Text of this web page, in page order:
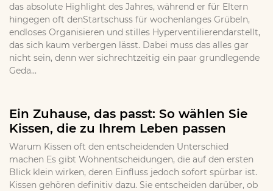
das absolute Highlight des Jahres, während er für Eltern
hingegen oft denStartschuss für wochenlanges Grübeln,
endloses Organisieren und stilles Hyperventilierendarstellt,
das sich kaum verbergen lässt. Dabei muss das alles gar
nicht sein, denn wer sichrechtzeitig ein paar grundlegende
Geda...
Ein Zuhause, das passt: So wählen Sie
Kissen, die zu Ihrem Leben passen
Warum Kissen oft den entscheidenden Unterschied
machen Es gibt Wohnentscheidungen, die auf den ersten
Blick klein wirken, deren Einfluss jedoch sofort spürbar ist.
Kissen gehören definitiv dazu. Sie entscheiden darüber, ob